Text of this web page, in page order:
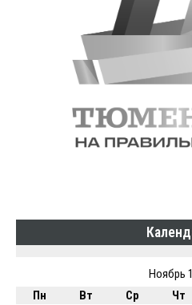
Ноябрь
Пн
Вт Ср Чт